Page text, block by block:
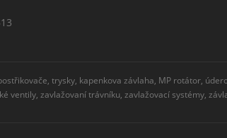
trysky, kapenkova závlaha, MP rotátor,
ventily, zavlažovaní trávníku, zavlažovací systémy,